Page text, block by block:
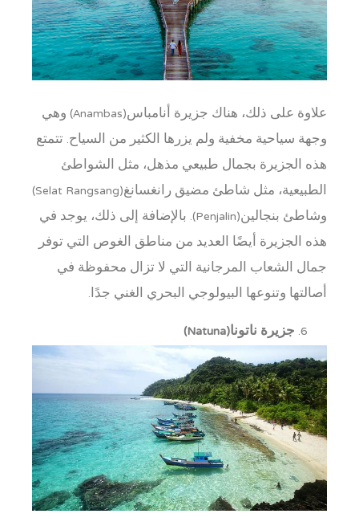
علاوة على ذلك، هناك جزيرة أنامباس(Anambas) وهي
وجهة سياحية مخفية ولم يزرها الكثير من السياح. تتمتع
هذه الجزيرة بجمال طبيعي مذهل، مثل الشواطئ
الطبيعية، مثل شاطئ مضيق رانغسانغ(Selat Rangsang)
وشاطئ بنجالين(Penjalin). بالإضافة إلى ذلك، يوجد في
هذه الجزيرة أيضًا العديد من مناطق الغوص التي توفر
جمال الشعاب المرجانية التي لا تزال محفوظة في
أصالتها وتنوعها البيولوجي البحري الغني جدًا.
جزيرة ناتونا(Natuna)